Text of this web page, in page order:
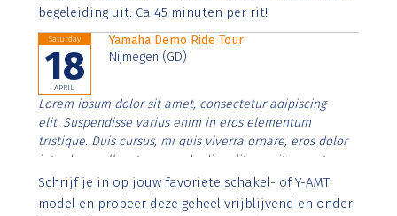
begeleiding uit. Ca 45 minuten per rit!
Saturday
18
APRIL
Yamaha Demo Ride Tour
Nijmegen (GD)
Lorem ipsum dolor sit amet, consectetur adipiscing
elit. Suspendisse varius enim in eros elementum
tristique. Duis cursus, mi quis viverra ornare, eros dolor
interdum nulla, ut commodo diam libero vitae erat.
Aenean faucibus nibh et justo cursus id rutrum lorem
imperdiet. Nunc ut sem vitae risus tristique posuere.
Schrijf je in op jouw favoriete schakel- of Y-AMT
model en probeer deze geheel vrijblijvend en onder